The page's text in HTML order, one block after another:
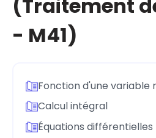
(Traitement
- M41)
Fonction d'une variable
Calcul intégral
Équations différentielles